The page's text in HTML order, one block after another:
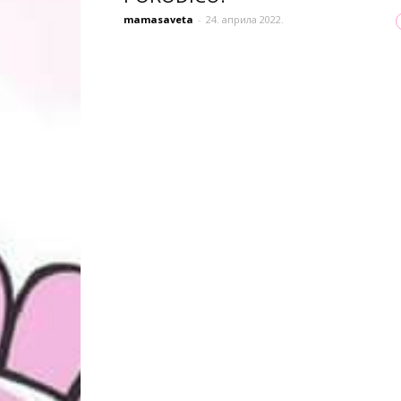
mamasaveta - 24. априла 2022.